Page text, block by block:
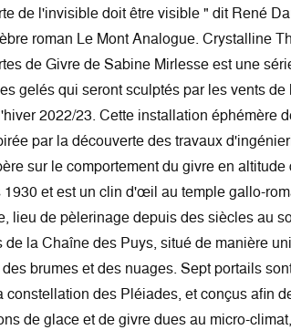
de l'invisible doit être visible " dit René
roman Le Mont Analogue. Crystalline
de Givre de Sabine Mirlesse est une
gelés qui seront sculptés par les vents de
2022/23. Cette installation éphémère
par la découverte des travaux
sur le comportement du givre en altitude
1930 et est un clin d'œil au temple gallo-
lieu de pèlerinage depuis des siècles au
de la Chaîne des Puys, situé de manière
brumes et des nuages. Sept portails
constellation des Pléiades, et conçus afin
de glace et de givre dues au micro-